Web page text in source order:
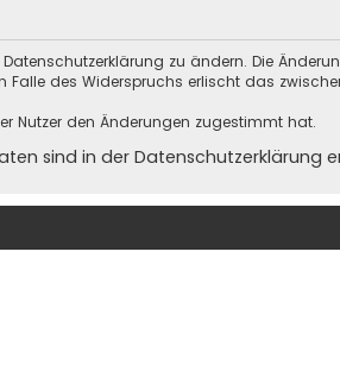
zu ändern. Die
Falle des Widerspruchs erlischt das
Nutzer den Änderungen zugestimmt hat.
sind in der Datenschutzerklärung